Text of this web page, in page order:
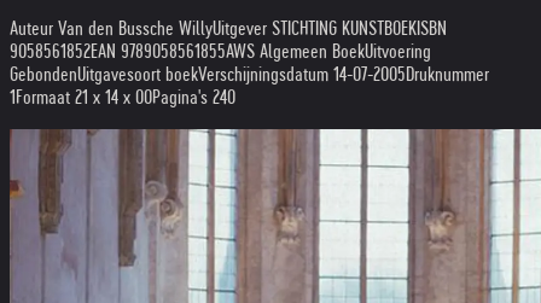
Auteur Van den Bussche WillyUitgever STICHTING KUNSTBOEKISBN
9058561852EAN 9789058561855AWS Algemeen BoekUitvoering
GebondenUitgavesoort boekVerschijningsdatum 14-07-2005 Druknummer
1 Formaat 21 x 14 x 00Pagina's 240